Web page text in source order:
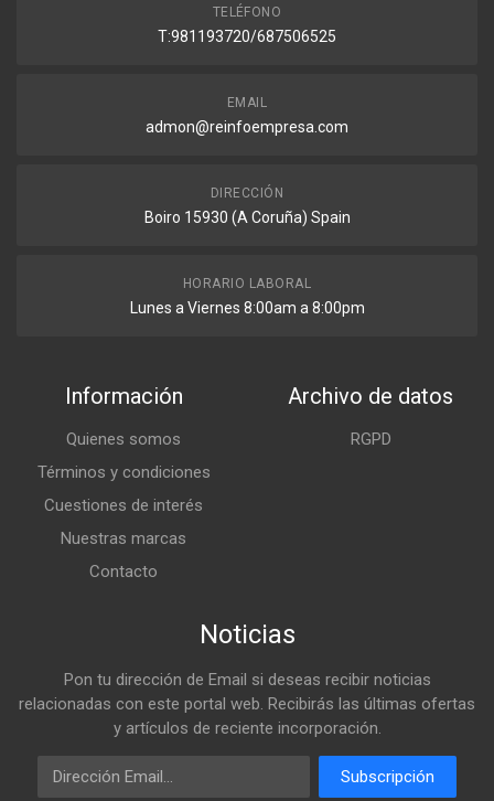
TELÉFONO
T:981193720/687506525
EMAIL
admon@reinfoempresa.com
DIRECCIÓN
Boiro 15930 (A Coruña) Spain
HORARIO LABORAL
Lunes a Viernes 8:00am a 8:00pm
Información
Quienes somos
Términos y condiciones
Cuestiones de interés
Nuestras marcas
Contacto
Archivo de datos
RGPD
Noticias
Pon tu dirección de Email si deseas recibir noticias
relacionadas con este portal web. Recibirás las últimas ofertas
y artículos de reciente incorporación.
Email
Subscripción